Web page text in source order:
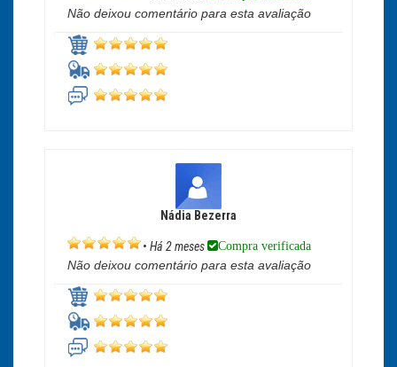
Não deixou comentário para esta avaliação
Nádia Bezerra
• Há 2 meses Compra verificada
Não deixou comentário para esta avaliação